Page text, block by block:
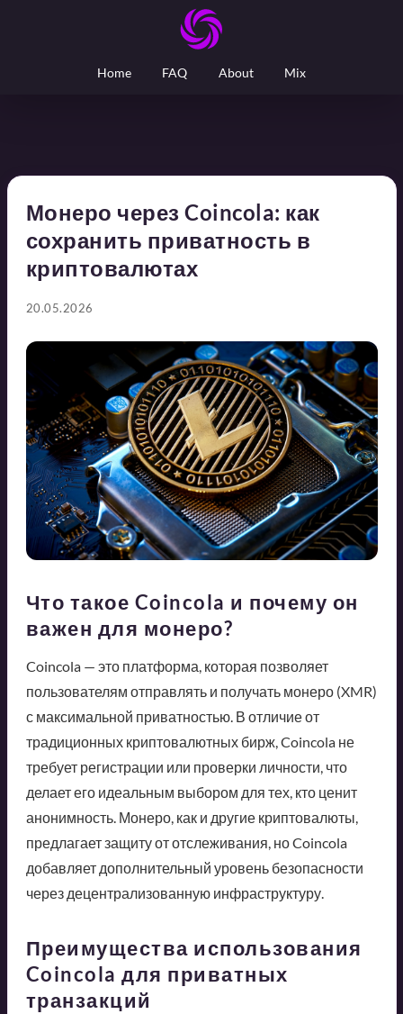
Home FAQ About Mix
Монеро через Coincola: как
сохранить приватность в
криптовалютах
20.05.2026
Что такое Coincola и почему он
важен для монеро?
Coincola — это платформа, которая позволяет
пользователям отправлять и получать монеро (XMR)
с максимальной приватностью. В отличие от
традиционных криптовалютных бирж, Coincola не
требует регистрации или проверки личности, что
делает его идеальным выбором для тех, кто ценит
анонимность. Монеро, как и другие криптовалюты,
предлагает защиту от отслеживания, но Coincola
добавляет дополнительный уровень безопасности
через децентрализованную инфраструктуру.
Преимущества использования
Coincola для приватных
транзакций